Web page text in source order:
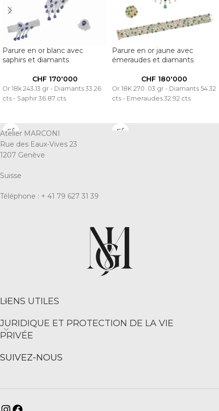
Parure en or blanc avec
saphirs et diamants
CHF 170'000
Or 18k 243.13 gr - Diamants 33.26
cts - Saphir 36.87 cts
Parure en or jaune avec
émeraudes et diamants
CHF 180'000
Or 18K 270 .03 gr - Diamants 54.32
cts - Emeraudes 32.92 cts
Atelier MARCONI
Rue des Eaux-Vives 23
1207 Genève
Suisse
Téléphone : + 41 79 627 31 39
LIENS UTILES
JURIDIQUE ET PROTECTION DE LA VIE
PRIVÉE
SUIVEZ-NOUS